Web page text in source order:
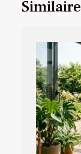
Similaire